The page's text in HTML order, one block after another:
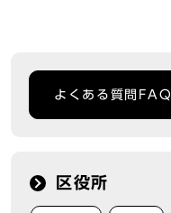
よくある質問FAQ
区役所